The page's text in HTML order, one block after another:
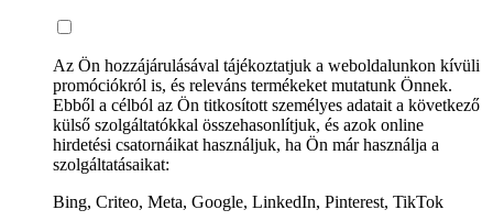
Az Ön hozzájárulásával tájékoztatjuk a weboldalunkon kívüli
promóciókról is, és releváns termékeket mutatunk Önnek.
Ebből a célból az Ön titkosított személyes adatait a következő
külső szolgáltatókkal összehasonlítjuk, és azok online
hirdetési csatornáikat használjuk, ha Ön már használja a
szolgáltatásaikat:
Bing, Criteo, Meta, Google, LinkedIn, Pinterest, TikTok